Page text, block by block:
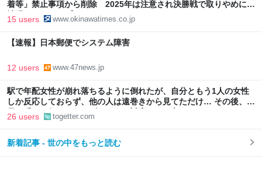
着等」禁止事項から削除 2025年は注意され決勝戦で取りやめに |
沖縄タイムス＋プラス
15 users www.okinawatimes.co.jp
【速報】日本郵便でシステム障害
12 users www.47news.jp
駅で年配女性が崩れ落ちるように倒れたが、自分ともう1人の女性
しか反応しておらず、他の人は遠巻きから見てただけ… その後、駅
員を呼びに行ったら、ダルそうに対応され、辛くなった
26 users togetter.com
新着記事 - 世の中をもっと読む